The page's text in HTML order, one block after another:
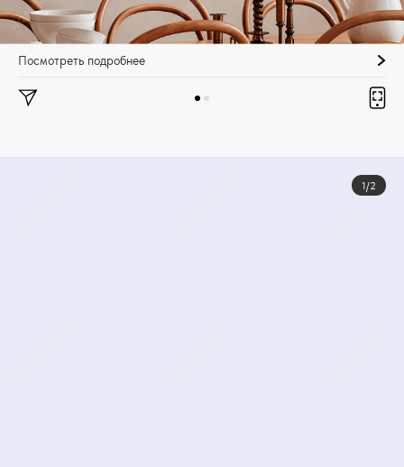
Посмотреть подробнее
1/2